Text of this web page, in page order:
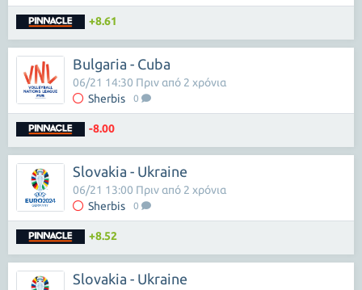
+8.61
Bulgaria - Cuba
Sherbis 0
06/21 14:30 Πριν από 2 χρόνια
-8.00
Slovakia - Ukraine
Sherbis 0
06/21 13:00 Πριν από 2 χρόνια
+8.52
Slovakia - Ukraine